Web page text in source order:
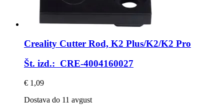
Creality Cutter Rod, K2 Plus/K2/K2 Pro
Št. izd.: CRE-4004160027
€ 1,09
Dostava do 11 avgust